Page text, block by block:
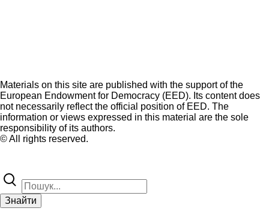
Materials on this site are published with the support of the
European Endowment for Democracy (EED). Its content does
not necessarily reflect the official position of EED. The
information or views expressed in this material are the sole
responsibility of its authors.
© All rights reserved.
Знайти